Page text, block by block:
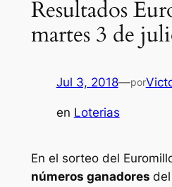
Resultados
martes 3 de
Jul 3, 2018—por
en Loterias
En el sorteo del
números ganadores del